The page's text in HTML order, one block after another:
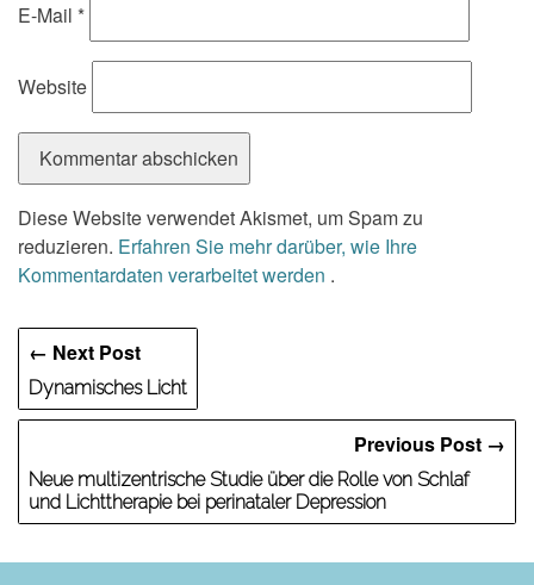
E-Mail *
Website
Diese Website verwendet Akismet, um Spam zu
reduzieren. Erfahren Sie mehr darüber, wie Ihre
Kommentardaten verarbeitet werden .
Previous Post →
Neue multizentrische Studie über die Rolle von Schlaf
und Lichttherapie bei perinataler Depression
← Next Post
Dynamisches Licht